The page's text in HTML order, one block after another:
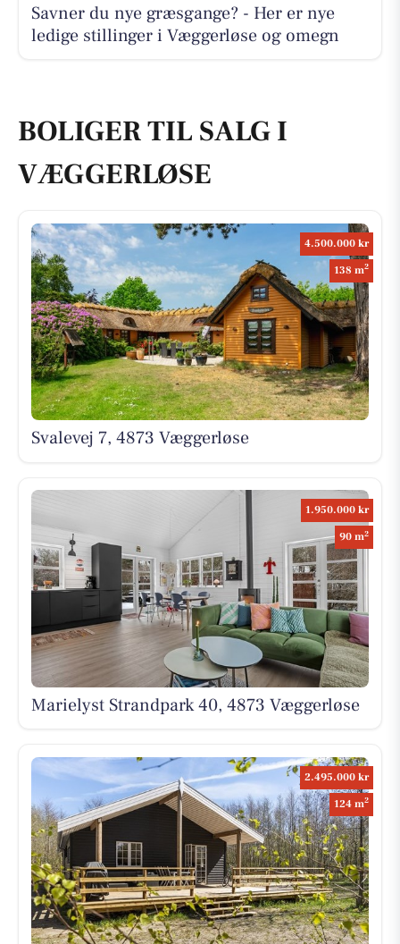
Savner du nye græsgange? - Her er nye
ledige stillinger i Væggerløse og omegn
BOLIGER TIL SALG I
VÆGGERLØSE
4.500.000 kr
138 m2
Svalevej 7, 4873 Væggerløse
1.950.000 kr
90 m2
Marielyst Strandpark 40, 4873 Væggerløse
2.495.000 kr
124 m2